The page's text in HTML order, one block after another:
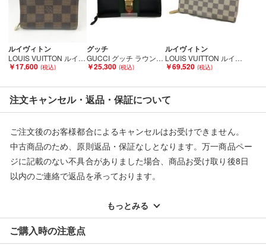
■状態等は画像をご確認・ご参照下さい。
こちらの商品はお客様から買取させていただいた商品であり、
人の手を経た商品です。
■弊社からは、ご落札やご購入いただいた全てのお客様に評価を
行なっております。
■弊社（株式会社オカモトＲＭＣ）を装った偽装サイトにご注意
ください■
弊社（株式会社オカモトＲＭＣ）の商品画像や文章を無断盗用し
当店とは一切関係がございませんのでご注意ください。
ルイヴィトン
LOUIS VUITTON ルイヴィトン コンパクト・ジップ N61668 ブラウン Cランク
￥17,600
グッチ
GUCCI グッチ ラウンドファスナー長財布 シルヴィ 476083 ブラック Cランク
￥25,300
ルイヴィトン
LOUIS VUITTON ルイヴィトン ジッピーウォレット ダミエ・アズール ローズ・バレリーヌ N63503 ホワイト Aランク
￥69,520
注文キャンセル・返品・保証について
ご注文後のお客様都合によるキャンセルはお受けできません。
中古商品のため、原則返品・保証なしとなります。万一商品ペー
ジに記載のない不具合がありました場合、商品お受け取り後8日
以内のご連絡で返品を承っております。
配送料ともに当社負担で対応いたします。
※オンラインストアで購入頂いた商品は、店頭での返品はお受け
できません。また、商品の修理及び交換に関しては承ることがで
もっとみる
ご購入時の注意点